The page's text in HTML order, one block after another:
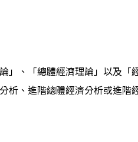
」、「總體經濟理論」以及「
析、進階總體經濟分析或進階